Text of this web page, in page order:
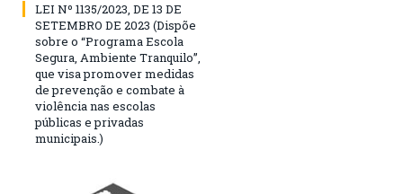
LEI Nº 1135/2023, DE 13 DE
SETEMBRO DE 2023 (Dispõe
sobre o “Programa Escola
Segura, Ambiente Tranquilo”,
que visa promover medidas
de prevenção e combate à
violência nas escolas
públicas e privadas
municipais.)